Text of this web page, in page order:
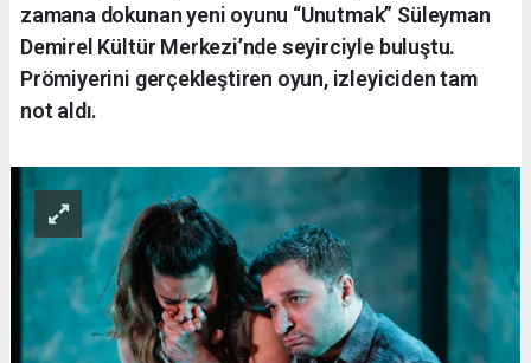
zamana dokunan yeni oyunu “Unutmak” Süleyman
Demirel Kültür Merkezi’nde seyirciyle buluştu.
Prömiyerini gerçekleştiren oyun, izleyiciden tam
not aldı.